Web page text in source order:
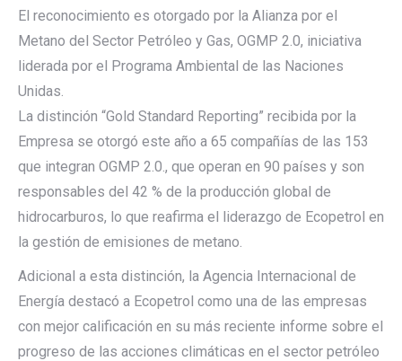
El reconocimiento es otorgado por la Alianza por el
Metano del Sector Petróleo y Gas, OGMP 2.0, iniciativa
liderada por el Programa Ambiental de las Naciones
Unidas.
La distinción “Gold Standard Reporting” recibida por la
Empresa se otorgó este año a 65 compañías de las 153
que integran OGMP 2.0., que operan en 90 países y son
responsables del 42 % de la producción global de
hidrocarburos, lo que reafirma el liderazgo de Ecopetrol en
la gestión de emisiones de metano.
Adicional a esta distinción, la Agencia Internacional de
Energía destacó a Ecopetrol como una de las empresas
con mejor calificación en su más reciente informe sobre el
progreso de las acciones climáticas en el sector petróleo